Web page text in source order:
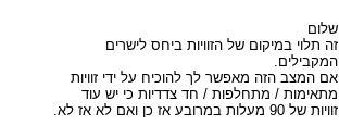
שלום
זה תלוי במיקום של הזוויות ביחס לישרים
המקבילים.
אם המצב הזה מאפשר לך להוכיח על ידי זוויות
מתאימות / מתחלפות / חד צדדיות כי יש עוד
זוויות של 90 מעלות במרובע אז כן ואם לא אז לא.